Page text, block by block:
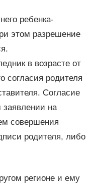
ребенка-
этом разрешение
в возрасте от
согласия родителя
Согласие
на
совершения
родителя, либо
регионе и ему